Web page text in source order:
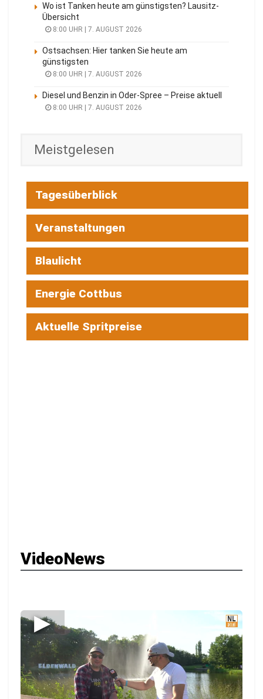
Wo ist Tanken heute am günstigsten? Lausitz-
Übersicht
8:00 UHR | 7. AUGUST 2026
Ostsachsen: Hier tanken Sie heute am
günstigsten
8:00 UHR | 7. AUGUST 2026
Diesel und Benzin in Oder-Spree – Preise aktuell
8:00 UHR | 7. AUGUST 2026
Meistgelesen
Tagesüberblick
Veranstaltungen
Blaulicht
Energie Cottbus
Aktuelle Spritpreise
VideoNews
▶